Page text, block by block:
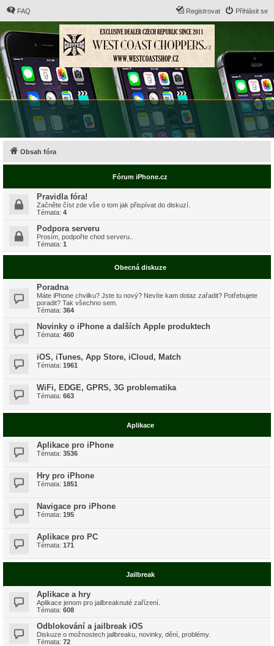
FAQ Přihlásit se
Registrovat
Obsah fóra
Fórum iPhone.cz
Pravidla fóra!
Začněte číst zde vše o tom jak přispívat do diskuzí.
Témata: 4
Podpora serveru
Prosím, podpořte chod serveru..
Témata: 1
Obecná diskuze
Poradna
Máte iPhone chvilku? Jste tu nový? Nevíte kam dotaz zařadit? Potřebujete
poradit? Tak všechno sem.
Témata: 364
Novinky o iPhone a dalších Apple produktech
Témata: 460
iOS, iTunes, App Store, iCloud, Match
Témata: 1961
WiFi, EDGE, GPRS, 3G problematika
Témata: 663
Aplikace
Aplikace pro iPhone
Témata: 3536
Hry pro iPhone
Témata: 1851
Navigace pro iPhone
Témata: 195
Aplikace pro PC
Témata: 171
Jailbreak
Aplikace a hry
Aplikace jenom pro jailbreaknuté zařízení.
Témata: 608
Odblokování a jailbreak iOS
Diskuze o možnostech jailbreaku, novinky, dění, problémy.
Témata: 72